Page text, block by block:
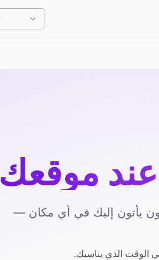
موقعك
يأتون إليك في أي مكان —
الوقت الذي يناسبك.